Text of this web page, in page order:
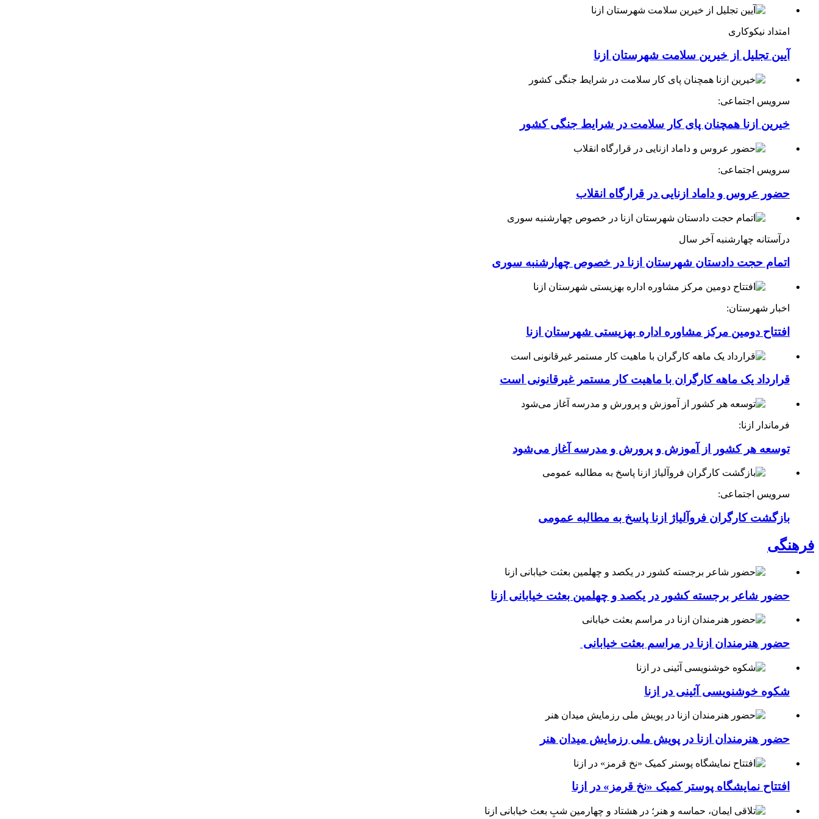
امتداد نیکوکاری
آیین تجلیل از خیرین سلامت شهرستان ازنا
سرویس اجتماعی:
خیرین ازنا همچنان پای کار سلامت در شرایط جنگی کشور
سرویس اجتماعی:
حضور عروس و داماد ازنایی در قرارگاه انقلاب
درآستانه چهارشنبه آخر سال
اتمام حجت دادستان شهرستان ازنا در خصوص چهارشنبه ‌سوری
اخبار شهرستان:
افتتاح دومین مرکز مشاوره اداره بهزیستی شهرستان ازنا
قرارداد یک ماهه کارگران با ماهیت کار مستمر غیرقانونی است
فرماندار ازنا:
توسعه هر کشور از آموزش و پرورش و مدرسه آغاز می‌شود
سرویس اجتماعی:
بازگشت کارگران فروآلیاژ ازنا پاسخ به مطالبه عمومی
فرهنگی
حضور شاعر برجسته کشور در یکصد و چهلمین بعثت خیابانی ازنا
حضور هنرمندان ازنا در مراسم بعثت خیابانی
شکوه خوشنویسی آئینی در ازنا
حضور هنرمندان ازنا در پویش ملی رزمایش میدان هنر
افتتاح نمایشگاه پوستر کمیک «نخ قرمز» در ازنا